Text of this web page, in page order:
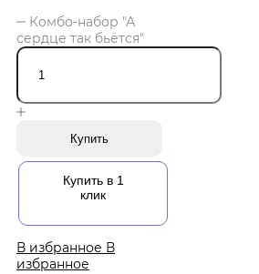
Комбо-набор "А
сердце так бьётся"
Купить
Купить в 1
клик
В избранное В
избранное